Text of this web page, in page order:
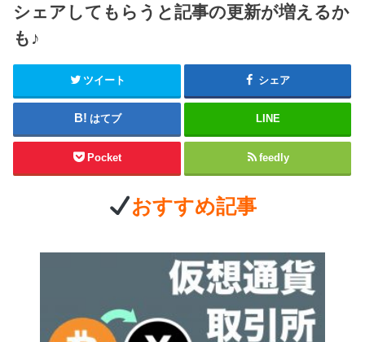
シェアしてもらうと記事の更新が増えるか
も♪
ツイート シェア
はてブ LINE
Pocket feedly
おすすめ記事